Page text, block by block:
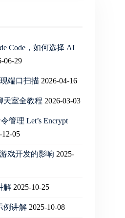
Code，如何选择 AI
06-29
端口扫描 2026-04-16
天室全教程 2026-03-03
管理 Let’s Encrypt
12-05
戏开发的影响 2025-
解 2025-10-25
例讲解 2025-10-08